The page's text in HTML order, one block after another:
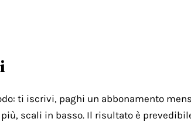
ti iscrivi, paghi un abbonamento
scali in basso. Il risultato è